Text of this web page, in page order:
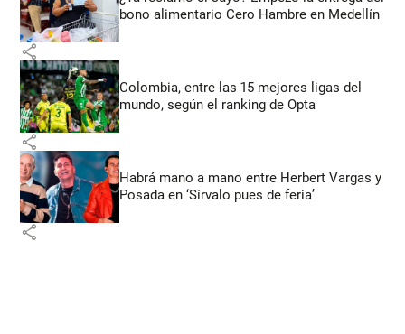
bono alimentario Cero Hambre en Medellín
share
Colombia, entre las 15 mejores ligas del
mundo, según el ranking de Opta
share
Habrá mano a mano entre Herbert Vargas y
Posada en ‘Sírvalo pues de feria’
share